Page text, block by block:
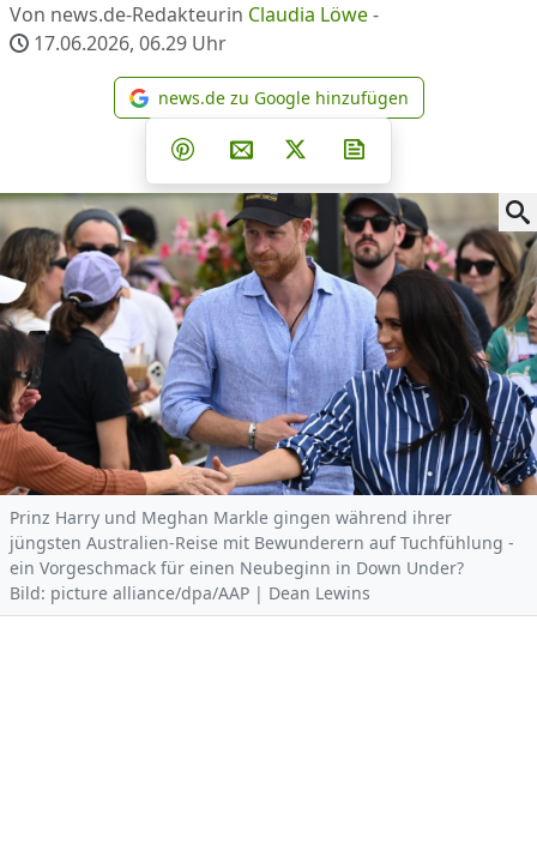
Von news.de-Redakteurin Claudia Löwe-
17.06.2026, 06.29 Uhr
news.de zu Google
news.de zu Google hinzufügen
Teilen auf Facebook
Teilen auf Whatsapp
Teilen auf Telegram
Teilen auf Pinterest
Per E-Mail teilen
Post auf X
Prinz Harry und Meghan Markle gingen während ihrer
jüngsten Australien-Reise mit Bewunderern auf Tuchfühlung -
ein Vorgeschmack für einen Neubeginn in Down Under?
Bild: picture alliance/dpa/AAP | Dean Lewins